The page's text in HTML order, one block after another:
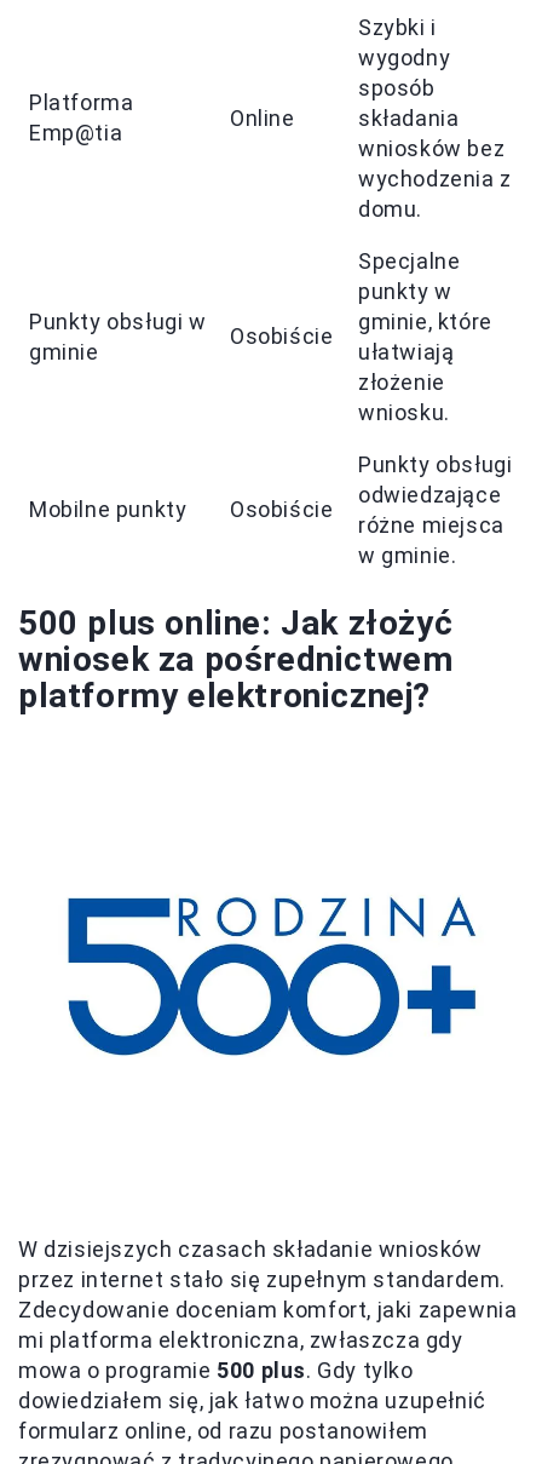
Platforma
Emp@tia
Online
Szybki i
wygodny
sposób
składania
wniosków bez
wychodzenia z
domu.
Punkty obsługi w
gminie
Osobiście
Specjalne
punkty w
gminie, które
ułatwiają
złożenie
wniosku.
Mobilne punkty Osobiście
Punkty obsługi
odwiedzające
różne miejsca
w gminie.
500 plus online: Jak złożyć
wniosek za pośrednictwem
platformy elektronicznej?
W dzisiejszych czasach składanie wniosków
przez internet stało się zupełnym standardem.
Zdecydowanie doceniam komfort, jaki zapewnia
mi platforma elektroniczna, zwłaszcza gdy
mowa o programie 500 plus. Gdy tylko
dowiedziałem się, jak łatwo można uzupełnić
formularz online, od razu postanowiłem